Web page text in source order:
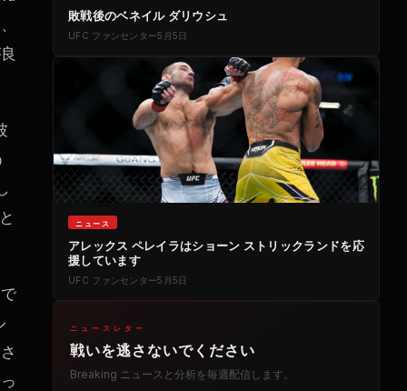
敗戦後のベネイル ダリウシュ
UFC ファンセンター5月5日
ニュース
アレックス ペレイラはショーン ストリックランドを応
援しています
UFC ファンセンター5月5日
ニュースレター
戦いを逃さないでください
Breaking ニュースと分析を毎週配信します。